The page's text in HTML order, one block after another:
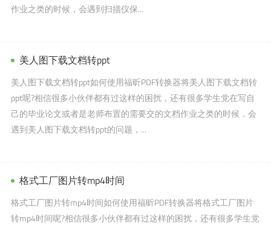
作业之类的时候，会遇到扫描仪保...
美人图下载文档转ppt
美人图下载文档转ppt如何使用福昕PDF转换器将美人图下载文档转
ppt呢?相信很多小伙伴都有过这样的困扰，还有很多学生党在写自
己的毕业论文或者是老师布置的需要交的文档作业之类的时候，会
遇到美人图下载文档转ppt的问题，...
格式工厂图片转mp4时间
格式工厂图片转mp4时间如何使用福昕PDF转换器将格式工厂图片
转mp4时间呢?相信很多小伙伴都有过这样的困扰，还有很多学生党